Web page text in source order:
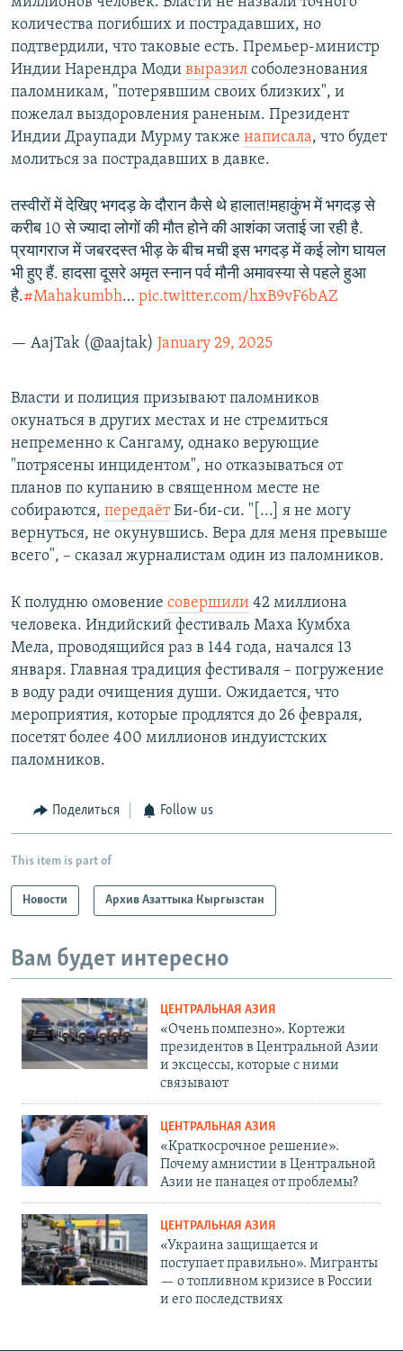
количества погибших и пострадавших, но
подтвердили, что таковые есть. Премьер-министр
Индии Нарендра Моди выразил соболезнования
паломникам, "потерявшим своих близких", и
пожелал выздоровления раненым. Президент
Индии Драупади Мурму также написала, что будет
молиться за пострадавших в давке.
तस्वीरों में देखिए भगदड़ के दौरान कैसे थे हालात!महाकुंभ में भगदड़ से
करीब 10 से ज्यादा लोगों की मौत होने की आशंका जताई जा रही है.
प्रयागराज में जबरदस्त भीड़ के बीच मची इस भगदड़ में कई लोग घायल
भी हुए हैं. हादसा दूसरे अमृत स्नान पर्व मौनी अमावस्या से पहले हुआ
है.#Mahakumbh… pic.twitter.com/hxB9vF6bAZ
— AajTak (@aajtak) January 29, 2025
Власти и полиция призывают паломников
окунаться в других местах и не стремиться
непременно к Сангаму, однако верующие
"потрясены инцидентом", но отказываться от
планов по купанию в священном месте не
собираются, передаётБи-би-си. "[...] я не могу
вернуться, не окунувшись. Вера для меня превыше
всего", – сказал журналистам один из паломников.
К полудню омовение совершили 42 миллиона
человека. Индийский фестиваль Маха Кумбха
Мела, проводящийся раз в 144 года, начался 13
января. Главная традиция фестиваля – погружение
в воду ради очищения души. Ожидается, что
мероприятия, которые продлятся до 26 февраля,
посетят более 400 миллионов индуистских
паломников.
Поделиться Follow us
This item is part of
Новости Архив Азаттыка Кыргызстан
Вам будет интересно
ЦЕНТРАЛЬНАЯ АЗИЯ
«Очень помпезно». Кортежи
президентов в Центральной Азии
и эксцессы, которые с ними
связывают
ЦЕНТРАЛЬНАЯ АЗИЯ
«Краткосрочное решение».
Почему амнистии в Центральной
Азии не панацея от проблемы?
ЦЕНТРАЛЬНАЯ АЗИЯ
«Украина защищается и
поступает правильно». Мигранты
— о топливном кризисе в России
и его последствиях